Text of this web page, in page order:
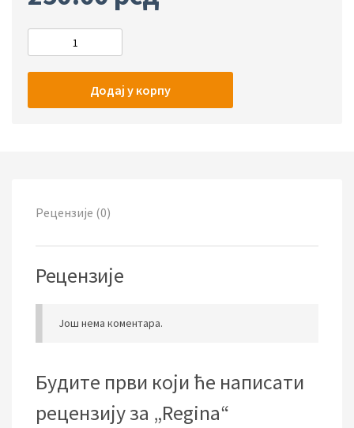
Додај у корпу
Рецензије (0)
Рецензије
Још нема коментара.
Будите први који ће написати
рецензију за „Regina“